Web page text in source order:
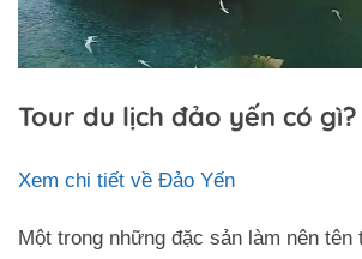
Tour du lịch đảo yến có gì?
Xem chi tiết về Đảo Yến
Một trong những đặc sản làm nên tên